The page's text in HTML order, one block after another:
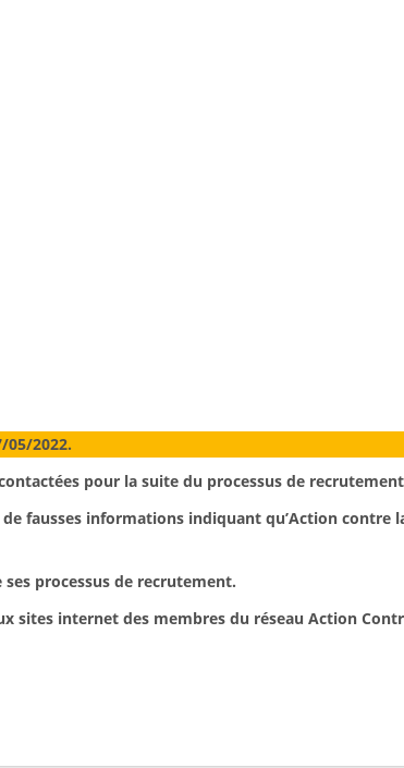
05/2022.
pour la suite du processus de
fausses informations indiquant qu’Action contre
processus de recrutement.
sites internet des membres du réseau Action